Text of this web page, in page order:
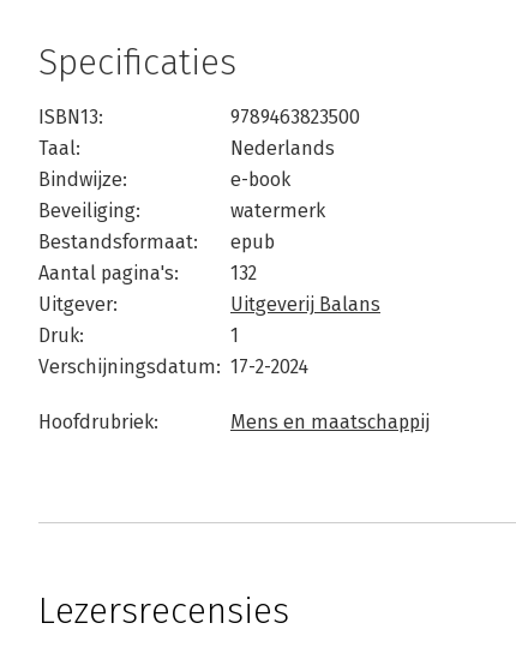
Specificaties
ISBN13:
9789463823500
Taal:
Nederlands
Bindwijze:
e-book
Beveiliging:
watermerk
Bestandsformaat:
epub
Aantal pagina's:
132
Uitgever:
Uitgeverij Balans
Druk:
1
Verschijningsdatum: 17-2-2024
Hoofdrubriek: Mens en maatschappij
Lezersrecensies